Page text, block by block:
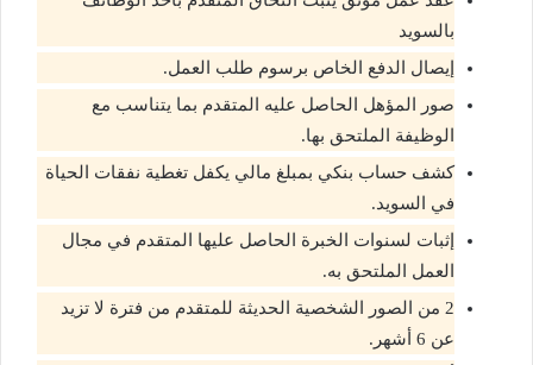
بالسويد
إيصال الدفع الخاص برسوم طلب العمل.
صور المؤهل الحاصل عليه المتقدم بما يتناسب مع
الوظيفة الملتحق بها.
كشف حساب بنكي بمبلغ مالي يكفل تغطية نفقات الحياة
في السويد.
إثبات لسنوات الخبرة الحاصل عليها المتقدم في مجال
العمل الملتحق به.
2 من الصور الشخصية الحديثة للمتقدم من فترة لا تزيد
عن 6 أشهر.